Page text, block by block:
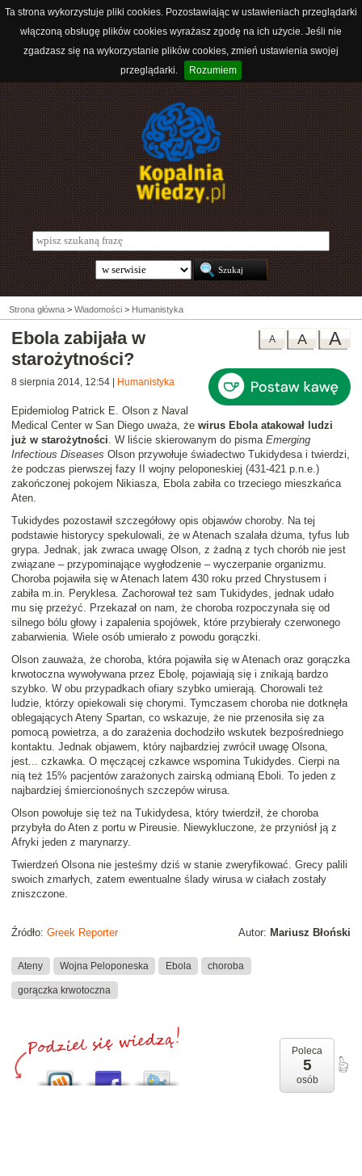
Ta strona wykorzystuje pliki cookies. Pozostawiając w ustawieniach przeglądarki
włączoną obsługę plików cookies wyrażasz zgodę na ich użycie. Jeśli nie
zgadzasz się na wykorzystanie plików cookies, zmień ustawienia swojej
przeglądarki.
Rozumiem
Strona główna > Wiadomości > Humanistyka
A
A
A
Ebola zabijała w
starożytności?
8 sierpnia 2014, 12:54 Humanistyka
Epidemiolog Patrick E. Olson z Naval
Medical Center w San Diego uważa, że wirus Ebola atakował ludzi
już w starożytności. W liście skierowanym do pisma Emerging
Infectious Diseases Olson przywołuje świadectwo Tukidydesa i twierdzi,
że podczas pierwszej fazy II wojny peloponeskiej (431-421 p.n.e.)
zakończonej pokojem Nikiasza, Ebola zabiła co trzeciego mieszkańca
Aten.
Tukidydes pozostawił szczegółowy opis objawów choroby. Na tej
podstawie historycy spekulowali, że w Atenach szalała dżuma, tyfus lub
grypa. Jednak, jak zwraca uwagę Olson, z żadną z tych chorób nie jest
związane – przypominające wygłodzenie – wyczerpanie organizmu.
Choroba pojawiła się w Atenach latem 430 roku przed Chrystusem i
zabiła m.in. Peryklesa. Zachorował też sam Tukidydes, jednak udało
mu się przeżyć. Przekazał on nam, że choroba rozpoczynała się od
silnego bólu głowy i zapalenia spojówek, które przybierały czerwonego
zabarwienia. Wiele osób umierało z powodu gorączki.
Olson zauważa, że choroba, która pojawiła się w Atenach oraz gorączka
krwotoczna wywoływana przez Ebolę, pojawiają się i znikają bardzo
szybko. W obu przypadkach ofiary szybko umierają. Chorowali też
ludzie, którzy opiekowali się chorymi. Tymczasem choroba nie dotknęła
oblegających Ateny Spartan, co wskazuje, że nie przenosiła się za
pomocą powietrza, a do zarażenia dochodziło wskutek bezpośredniego
kontaktu. Jednak objawem, który najbardziej zwrócił uwagę Olsona,
jest... czkawka. O męczącej czkawce wspomina Tukidydes. Cierpi na
nią też 15% pacjentów zarażonych zairską odmianą Eboli. To jeden z
najbardziej śmiercionośnych szczepów wirusa.
Olson powołuje się też na Tukidydesa, który twierdził, że choroba
przybyła do Aten z portu w Pireusie. Niewykluczone, że przyniósł ją z
Afryki jeden z marynarzy.
Twierdzeń Olsona nie jesteśmy dziś w stanie zweryfikować. Grecy palili
swoich zmarłych, zatem ewentualne ślady wirusa w ciałach zostały
zniszczone.
Autor: Mariusz Błoński
Źródło: Greek Reporter
Ateny Wojna Peloponeska Ebola choroba
gorączka krwotoczna
Poleca
5
osób